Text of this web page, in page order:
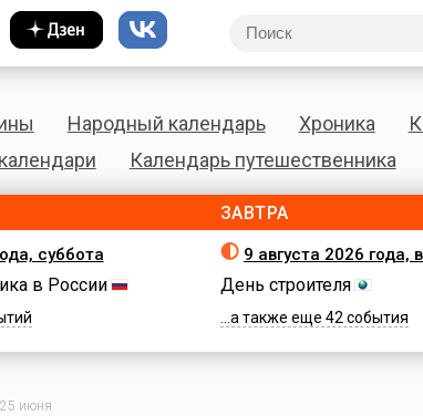
Народный календарь Хроника
Календарь путешественника
суббота
в России
ЗАВТРА
9 августа 2026 года,
День строителя
...а также еще 42 события
25 июня